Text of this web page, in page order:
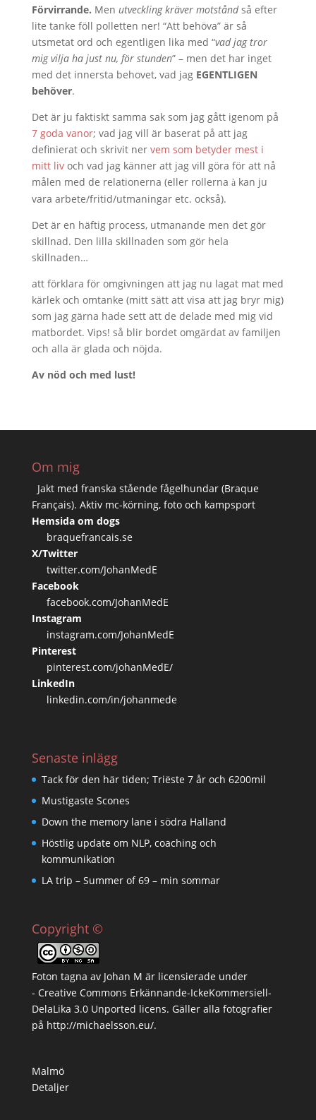
Förvirrande. Men utveckling kräver motståndså efter
lite tanke föll polletten ner! “Att behöva” är så
utsmetat ord och egentligen lika med “vad jag tror
mig vilja ha just nu, för stunden” – men det har inget
med det innersta behovet, vad jag EGENTLIGEN
behöver.
Det är ju faktiskt samma sak som jag gått igenom på
7 goda vanor; vad jag vill är baserat på att jag
definierat och skrivit ner vem som betyder mest i
mitt livoch vad jag känner att jag vill göra för att nå
målen med de relationerna (eller rollerna àkan ju
vara arbete/fritid/utmaningar etc. också).
Det är en häftig process, utmanande men det gör
skillnad. Den lilla skillnaden som gör hela
skillnaden…
att förklara för omgivningen att jag nu lagat mat med
kärlek och omtanke (mitt sätt att visa att jag bryr mig)
som jag gärna hade sett att de delade med mig vid
matbordet. Vips! så blir bordet omgärdat av familjen
och alla är glada och nöjda.
Av nöd och med lust!
Om mig
Jakt med franska stående fågelhundar (Braque
Français). Aktiv mc-körning, foto och kampsport
Hemsida om dogs
braquefrancais.se
X/Twitter
twitter.com/JohanMedE
Facebook
facebook.com/JohanMedE
Instagram
instagram.com/JohanMedE
Pinterest
pinterest.com/johanMedE/
LinkedIn
linkedin.com/in/johanmede
Senaste inlägg
Tack för den här tiden; Triëste 7 år och 6200mil
Mustigaste Scones
Down the memory lane i södra Halland
Höstlig update om NLP, coaching och
kommunikation
LA trip – Summer of 69 – min sommar
Copyright ©
Foton tagna av Johan M är licensierade under
- Creative Commons Erkännande-IckeKommersiell-
DelaLika 3.0 Unported licens. Gäller alla fotografier
på http://michaelsson.eu/.
Malmö
Detaljer